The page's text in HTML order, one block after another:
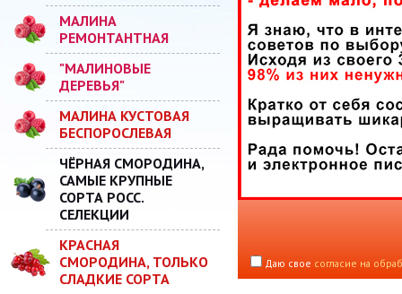
МАЛИНА
РЕМОНТАНТНАЯ
"МАЛИНОВЫЕ
ДЕРЕВЬЯ"
МАЛИНА КУСТОВАЯ
БЕСПОРОСЛЕВАЯ
ЧЁРНАЯ СМОРОДИНА,
САМЫЕ КРУПНЫЕ
СОРТА РОСС.
СЕЛЕКЦИИ
КРАСНАЯ
СМОРОДИНА, ТОЛЬКО
СЛАДКИЕ СОРТА
Даю свое согласие на